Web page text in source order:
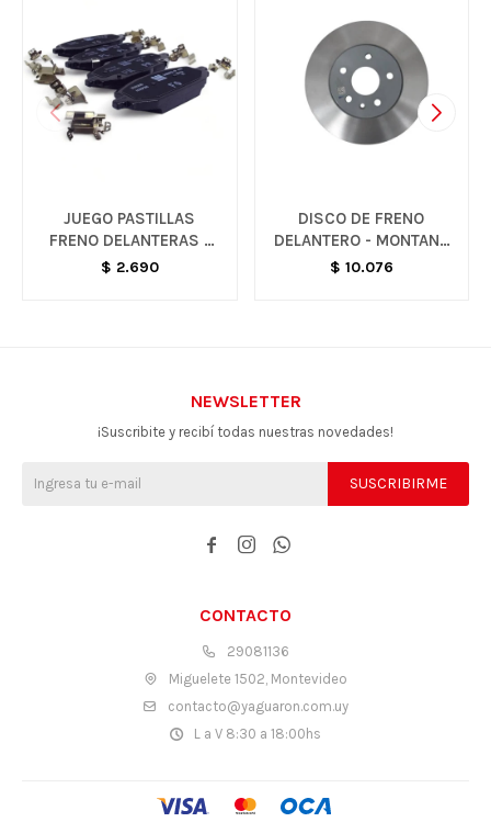
JUEGO PASTILLAS
FRENO DELANTERAS -
ONIX G3
$ 2.690
DISCO DE FRENO
DELANTERO - MONTANA
/ TRACKER
$ 10.076
CONTACTO
29081136
Miguelete 1502, Montevideo
contacto@yaguaron.com.uy
L a V 8:30 a 18:00hs
NEWSLETTER
¡Suscribite y recibí todas nuestras novedades!
SUSCRIBIRME
  